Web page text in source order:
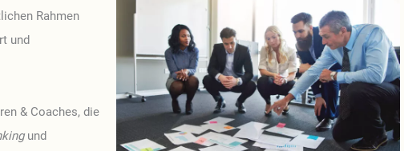
Rahmen
und
& Coaches, die
und